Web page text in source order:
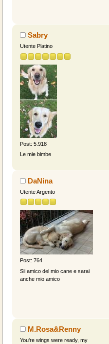
Sabry
Utente Platino
Post: 5.918
Le mie bimbe
DaNina
Utente Argento
Post: 764
Sii amico del mio cane e sarai
anche mio amico
M.Rosa&Renny
You're wings were ready, my